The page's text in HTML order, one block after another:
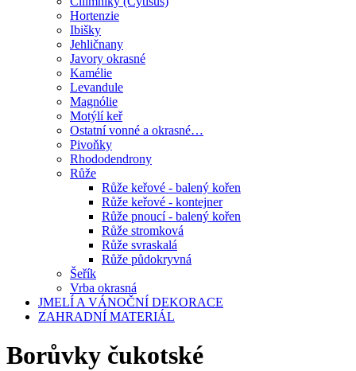
Hortenzie
Ibišky
Jehličnany
Javory okrasné
Kamélie
Levandule
Magnólie
Motýlí keř
Ostatní vonné a okrasné…
Pivoňky
Rhododendrony
Růže
Růže keřové - balený kořen
Růže keřové - kontejner
Růže pnoucí - balený kořen
Růže stromková
Růže svraskalá
Růže půdokryvná
Šeřík
Vrba okrasná
JMELÍ A VÁNOČNÍ DEKORACE
ZAHRADNÍ MATERIÁL
Borůvky čukotské